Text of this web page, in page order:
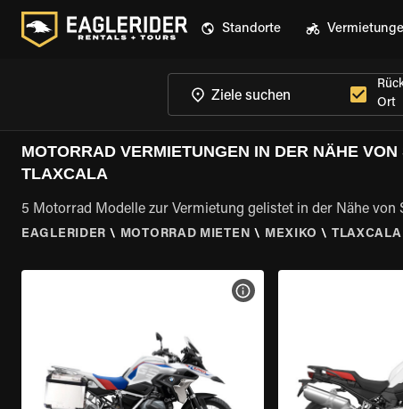
Standorte
Ort
MOTORRAD VERMIETUNGEN IN DER NÄHE
TLAXCALA
5 Motorrad Modelle zur Vermietung gelistet in der Nähe von
EAGLERIDER \ MOTORRAD MIETEN \ MEXIKO \ TLAXCALA
MOTORRAD-DETAILS